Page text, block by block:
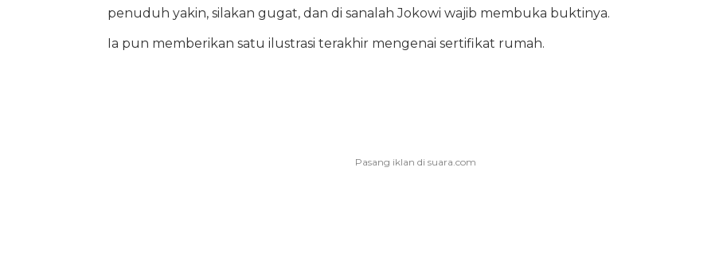
penuduh yakin, silakan gugat, dan di sanalah Jokowi wajib membuka buktinya.
Ia pun memberikan satu ilustrasi terakhir mengenai sertifikat rumah.